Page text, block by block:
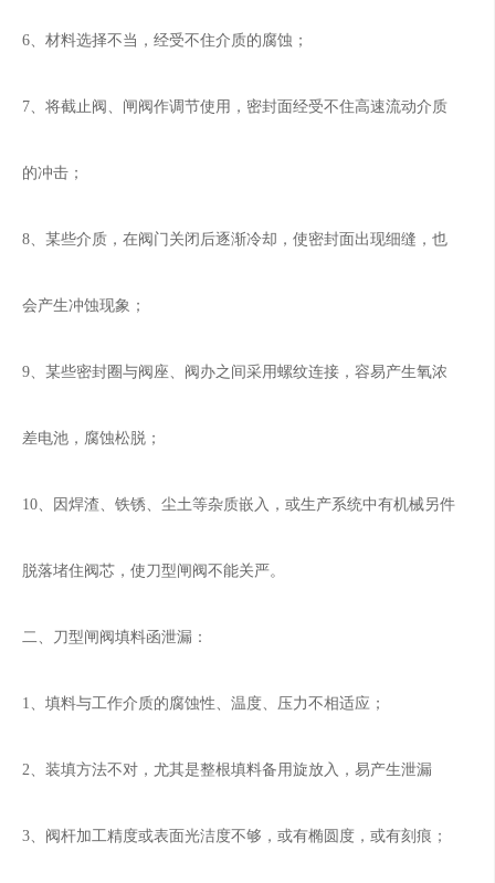
6、材料选择不当，经受不住介质的腐蚀；
7、将截止阀、闸阀作调节使用，密封面经受不住高速流动介质
的冲击；
8、某些介质，在阀门关闭后逐渐冷却，使密封面出现细缝，也
会产生冲蚀现象；
9、某些密封圈与阀座、阀办之间采用螺纹连接，容易产生氧浓
差电池，腐蚀松脱；
10、因焊渣、铁锈、尘土等杂质嵌入，或生产系统中有机械另件
脱落堵住阀芯，使刀型闸阀不能关严。
二、刀型闸阀填料函泄漏：
1、填料与工作介质的腐蚀性、温度、压力不相适应；
2、装填方法不对，尤其是整根填料备用旋放入，易产生泄漏
3、阀杆加工精度或表面光洁度不够，或有椭圆度，或有刻痕；